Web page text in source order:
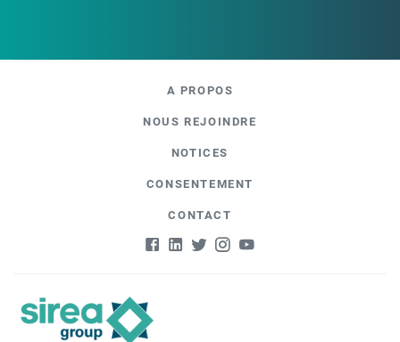
A PROPOS
NOUS REJOINDRE
NOTICES
CONSENTEMENT
CONTACT